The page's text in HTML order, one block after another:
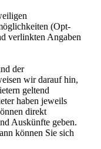
(Opt-
verlinkten Angaben
der
wir darauf hin,
geltend
haben jeweils
direkt
Auskünfte geben.
können Sie sich